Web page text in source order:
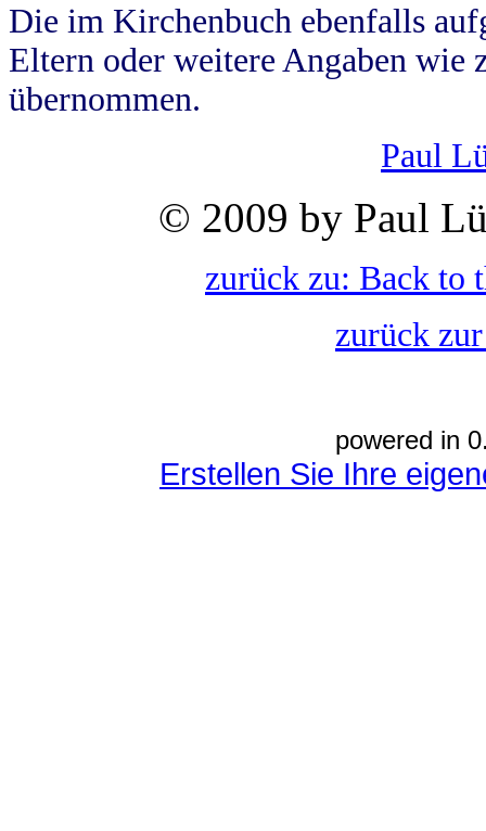
Die im Kirchenbuch ebenfalls
Eltern oder weitere Angaben wie
übernommen.
Paul
© 2009 by Paul
zurück zu: Back to
zurück
powered in
Erstellen Sie Ihre